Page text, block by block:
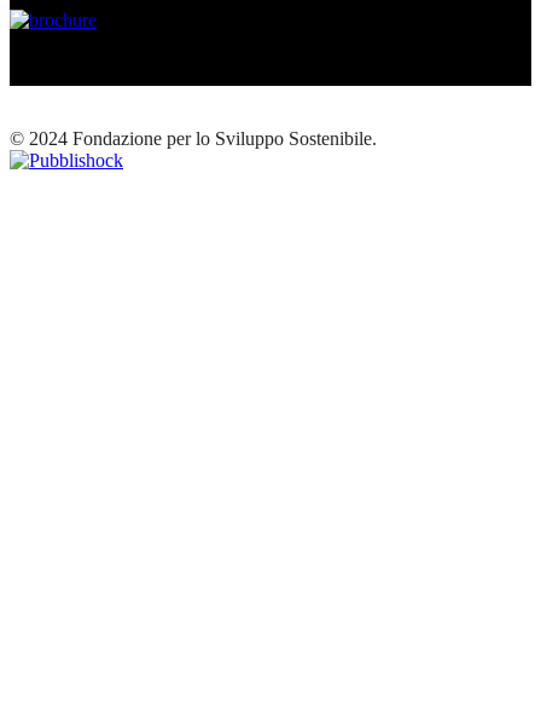
© 2024 Fondazione per lo Sviluppo Sostenibile.